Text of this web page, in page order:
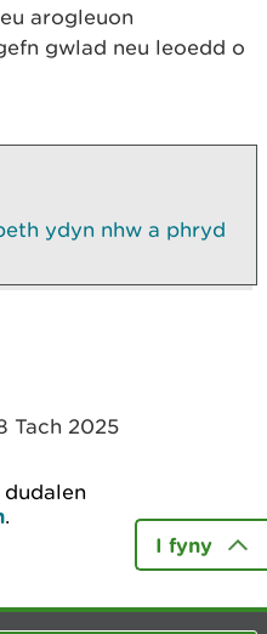
arogleuon
gwlad neu leoedd o
ydyn nhw a phryd
Tach 2025
dudalen
.
I fyny